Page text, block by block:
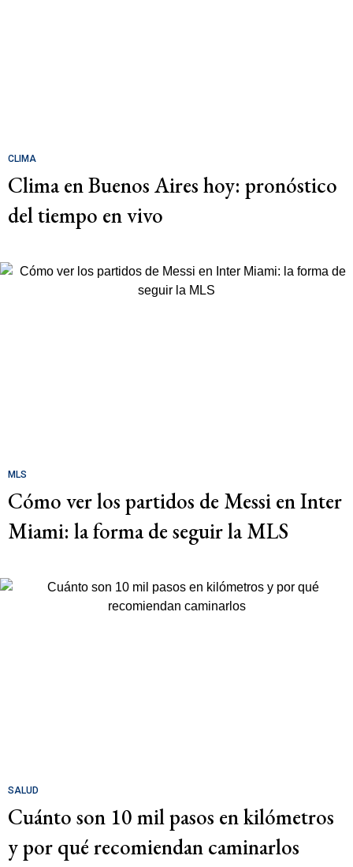
CLIMA
Clima en Buenos Aires hoy: pronóstico
del tiempo en vivo
MLS
Cómo ver los partidos de Messi en Inter
Miami: la forma de seguir la MLS
SALUD
Cuánto son 10 mil pasos en kilómetros
y por qué recomiendan caminarlos